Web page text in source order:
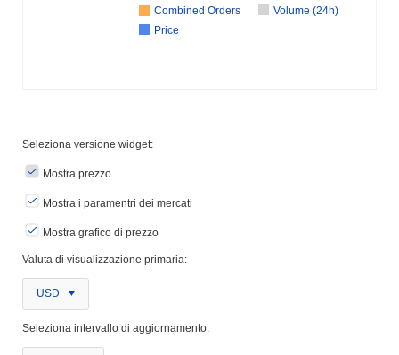
Combined Orders
Volume (24h)
Price
Seleziona versione widget:
Mostra prezzo
Mostra i paramentri dei mercati
Mostra grafico di prezzo
Valuta di visualizzazione primaria:
USD
Seleziona intervallo di aggiornamento: